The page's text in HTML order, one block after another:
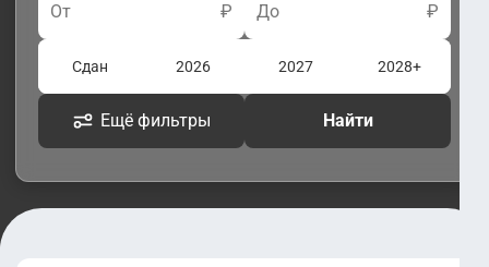
От ₽ До ₽
Сдан 2026 2027 2028+
Ещё фильтры Найти